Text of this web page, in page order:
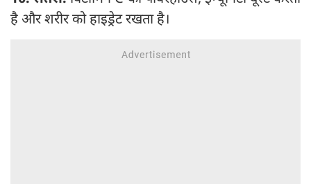
है और शरीर को हाइड्रेट रखता है।